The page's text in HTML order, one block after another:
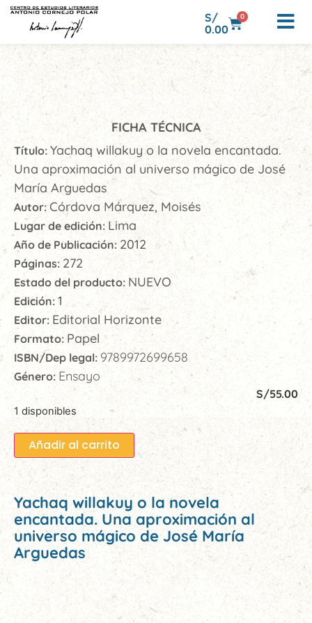
S/
0.00
0
FICHA TÉCNICA
Título: Yachaq willakuy o la novela encantada.
Una aproximación al universo mágico de José
María Arguedas
Autor:Córdova Márquez, Moisés
Lugar de edición: Lima
Año de Publicación: 2012
Páginas: 272
Estado del producto: NUEVO
Edición: 1
Editor: Editorial Horizonte
Formato: Papel
ISBN/Dep legal: 9789972699658
Género: Ensayo
S/55.00
1 disponibles
Añadir al carrito
Yachaq willakuy o la novela
encantada. Una aproximación al
universo mágico de José María
Arguedas